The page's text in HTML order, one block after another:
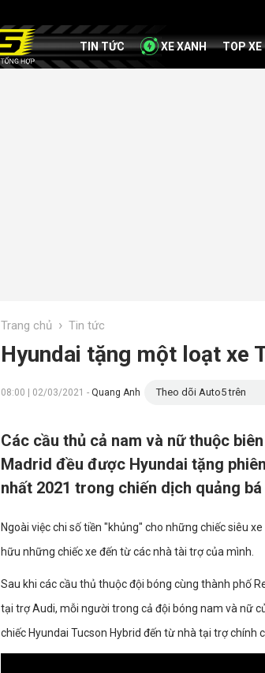
TIN TỨC XE XANH TOP XE
Trang chủ › Tin tức
Hyundai tặng một loạt xe
08:00 | 02/03/2021 - Quang Anh Theo dõi Auto5 trên
Các cầu thủ cả nam và nữ thuộc
Madrid đều được Hyundai tặng
nhất 2021 trong chiến dịch quảng
Ngoài việc chi số tiền "khủng" cho những chiếc siêu
hữu những chiếc xe đến từ các nhà tài trợ của mình.
Sau khi các cầu thủ thuộc đội bóng cùng thành phố
tại trợ Audi, mỗi người trong cả đội bóng nam và nữ
chiếc Hyundai Tucson Hybrid đến từ nhà tại trợ chính